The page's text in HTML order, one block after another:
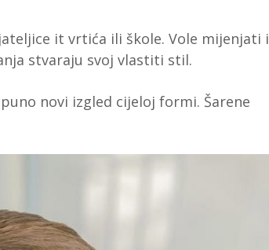
it vrtića ili škole. Vole mijenjati i
stvaraju svoj vlastiti stil.
novi izgled cijeloj formi. Šarene